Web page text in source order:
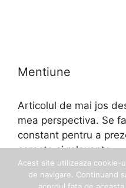
Mentiune
Articolul de mai jos
mea perspectiva. Se
constant pentru a
corecte si relevante.
Acest site utilizeaza cookie-
de navigare. Continuand